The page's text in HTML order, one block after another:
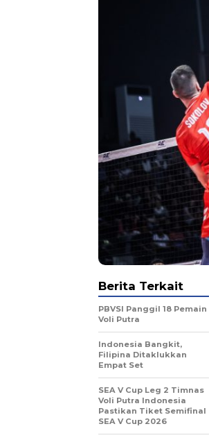
Berita Terkait
PBVSI Panggil 18 Pemain
Voli Putra
Indonesia Bangkit,
Filipina Ditaklukkan
Empat Set
SEA V Cup Leg 2 Timnas
Voli Putra Indonesia
Pastikan Tiket Semifinal
SEA V Cup 2026